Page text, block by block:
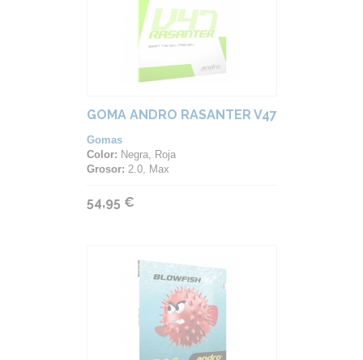
GOMA ANDRO RASANTER V47
Gomas
Color: Negra, Roja
Grosor: 2.0, Max
54,95 €